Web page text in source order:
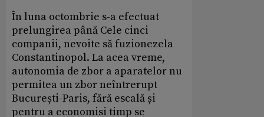
În luna octombrie s-a efectuat
prelungirea până Cele cinci
companii, nevoite să fuzionezela
Constantinopol. La acea vreme,
autonomia de zbor a aparatelor nu
permitea un zbor neîntrerupt
București-Paris, fără escală și
pentru a economisi timp se